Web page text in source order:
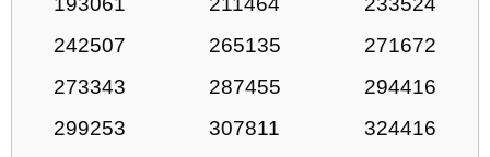
242507
265135
271672
273343
287455
294416
299253
307811
324416